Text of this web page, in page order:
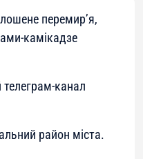
перемир’я,
камікадзе
канал
район міста.